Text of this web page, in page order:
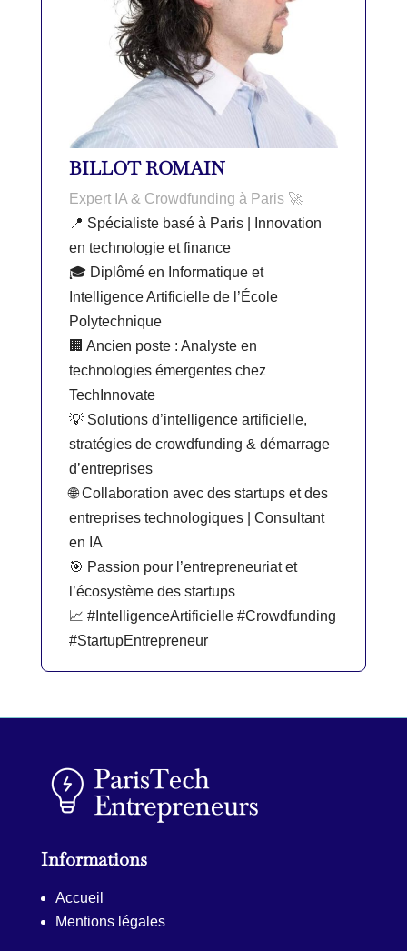
BILLOT ROMAIN
Expert IA & Crowdfunding à Paris 🚀
📍 Spécialiste basé à Paris | Innovation
en technologie et finance
🎓 Diplômé en Informatique et
Intelligence Artificielle de l’École
Polytechnique
🏢 Ancien poste : Analyste en
technologies émergentes chez
TechInnovate
💡 Solutions d’intelligence artificielle,
stratégies de crowdfunding & démarrage
d’entreprises
🌐 Collaboration avec des startups et des
entreprises technologiques | Consultant
en IA
🎯 Passion pour l’entrepreneuriat et
l’écosystème des startups
📈 #IntelligenceArtificielle #Crowdfunding
#StartupEntrepreneur
Informations
Accueil
Mentions légales